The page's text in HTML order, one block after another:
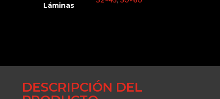
Láminas
DESCRIPCIÓN DEL